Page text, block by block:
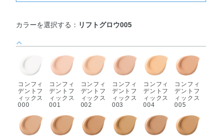
カラーを選択する： リフトグロウ005
コンフィ
デントフ
ィックス
000
コンフィ
デントフ
ィックス
001
コンフィ
デントフ
ィックス
002
コンフィ
デントフ
ィックス
003
コンフィ
デントフ
ィックス
004
コンフィ
デントフ
ィックス
005